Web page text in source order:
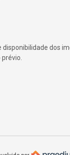
disponibilidade dos